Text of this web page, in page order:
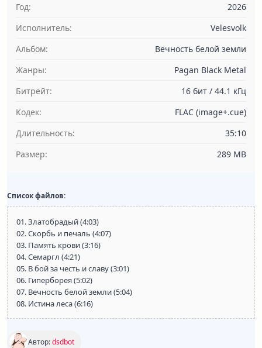
Год:
2026
Исполнитель:
Velesvolk
Альбом:
Вечность белой земли
Жанры:
Pagan Black Metal
Битрейт:
16 бит / 44.1 кГц
Кодек:
FLAC (image+.cue)
Длительность:
35:10
Размер:
289 MB
Список файлов:
01. Златобрадый (4:03)
02. Скорбь и печаль (4:07)
03. Память крови (3:16)
04. Семаргл (4:21)
05. В бой за честь и славу (3:01)
06. Гиперборея (5:02)
07. Вечность белой земли (5:04)
08. Истина леса (6:16)
Автор:dsdbot